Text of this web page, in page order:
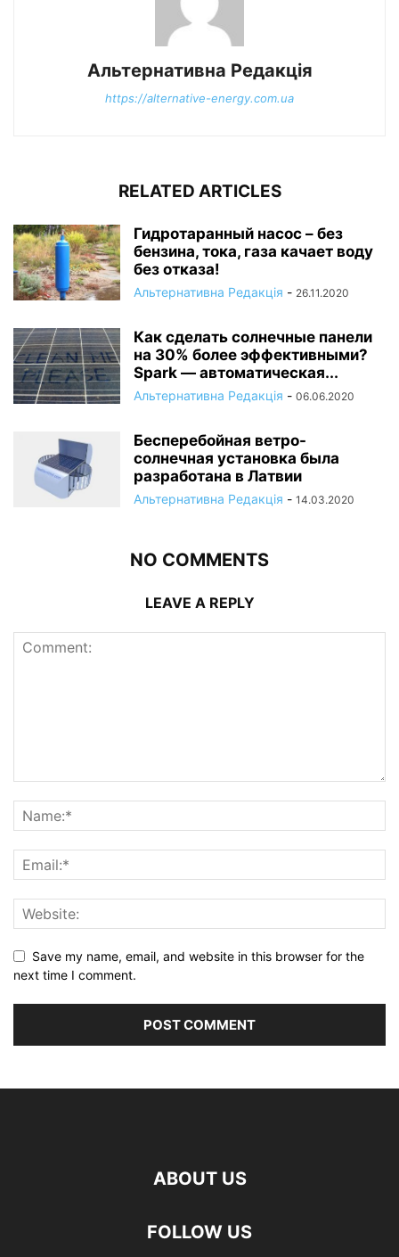
Альтернативна Редакція
https://alternative-energy.com.ua
RELATED ARTICLES
Гидротаранный насос – без
бензина, тока, газа качает воду
без отказа!
Альтернативна Редакція - 26.11.2020
Как сделать солнечные панели
на 30% более эффективными?
Spark — автоматическая...
Альтернативна Редакція - 06.06.2020
Бесперебойная ветро-
солнечная установка была
разработана в Латвии
Альтернативна Редакція - 14.03.2020
NO COMMENTS
LEAVE A REPLY
Save my name, email, and website in this browser for the
next time I comment.
ABOUT US
FOLLOW US